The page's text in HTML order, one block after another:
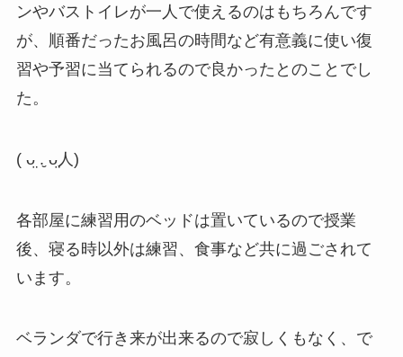
ンやバストイレが一人で使えるのはもちろんです
が、順番だったお風呂の時間など有意義に使い復
習や予習に当てられるので良かったとのことでし
た。
( ᴗ̤.̮ ᴗ̤人 )
各部屋に練習用のベッドは置いているので授業
後、寝る時以外は練習、食事など共に過ごされて
います。
ベランダで行き来が出来るので寂しくもなく、で